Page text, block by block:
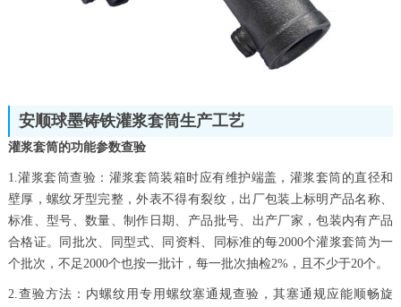
安顺球墨铸铁灌浆套筒生产工艺
灌浆套筒的功能参数查验
1.灌浆套筒查验：灌浆套筒装箱时应有维护端盖，灌浆套筒的直径和
壁厚，螺纹牙型完整，外表不得有裂纹，出厂包装上标明产品名称、
标准、型号、数量、制作日期、产品批号、出产厂家，包装内有产品
合格证。同批次、同型式、同资料、同标准的每2000个灌浆套筒为一
个批次，不足2000个也按一批计，每一批次抽检2%，且不少于20个。
2.查验方法：内螺纹用专用螺纹塞通规查验，其塞通规应能顺畅旋